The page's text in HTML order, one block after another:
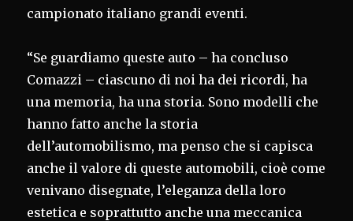
campionato italiano grandi eventi.
“Se guardiamo queste auto – ha concluso
Comazzi – ciascuno di noi ha dei ricordi, ha
una memoria, ha una storia. Sono modelli che
hanno fatto anche la storia
dell’automobilismo, ma penso che si capisca
anche il valore di queste automobili, cioè come
venivano disegnate, l’eleganza della loro
estetica e soprattutto anche una meccanica